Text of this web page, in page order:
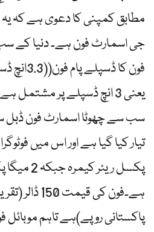
مطابق کمپنی کا دعوی ہے کہ یہ
جی اسمارٹ فون ہے۔ دنیا کے
فون کا
یعنی 3 انچ ڈسپلے پر مشتمل
سب سے چھوٹا اسمارٹ فون ڈبل
پکسل
پاکستانی روپے)ہے تاہم موبائل